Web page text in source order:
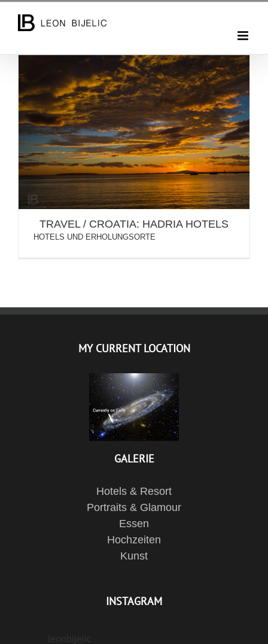
TRAVEL / CROATIA: HADRIA HOTELS
TRAVEL / CROATIA: HADRIA HOTELS
HOTELS UND ERHOLUNGSORTE
MY CURRENT LOCATION
GALERIE
Hotels & Resort
Portraits & Glamour
Essen
Hochzeiten
Kunst
INSTAGRAM